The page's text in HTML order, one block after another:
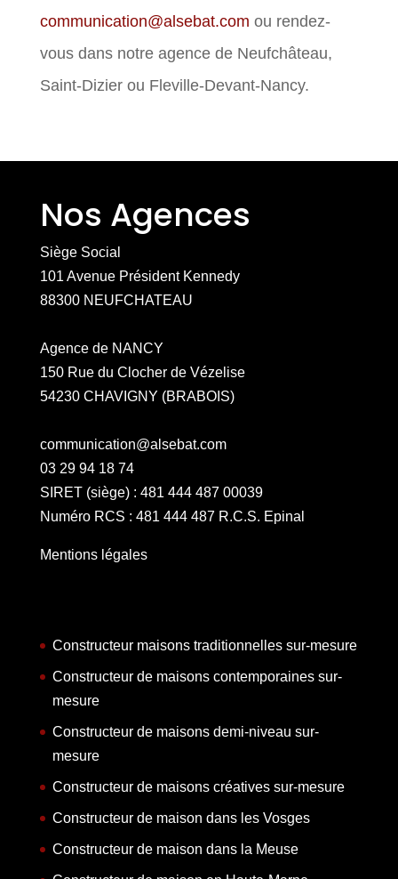
communication@alsebat.com ou rendez-
vous dans notre agence de Neufchâteau,
Saint-Dizier ou Fleville-Devant-Nancy.
Nos Agences
Siège Social
101 Avenue Président Kennedy
88300 NEUFCHATEAU
Agence de NANCY
150 Rue du Clocher de Vézelise
54230 CHAVIGNY (BRABOIS)
communication@alsebat.com
03 29 94 18 74
SIRET (siège) : 481 444 487 00039
Numéro RCS : 481 444 487 R.C.S. Epinal
Mentions légales
Constructeur maisons traditionnelles sur-mesure
Constructeur de maisons contemporaines sur-
mesure
Constructeur de maisons demi-niveau sur-
mesure
Constructeur de maisons créatives sur-mesure
Constructeur de maison dans les Vosges
Constructeur de maison dans la Meuse